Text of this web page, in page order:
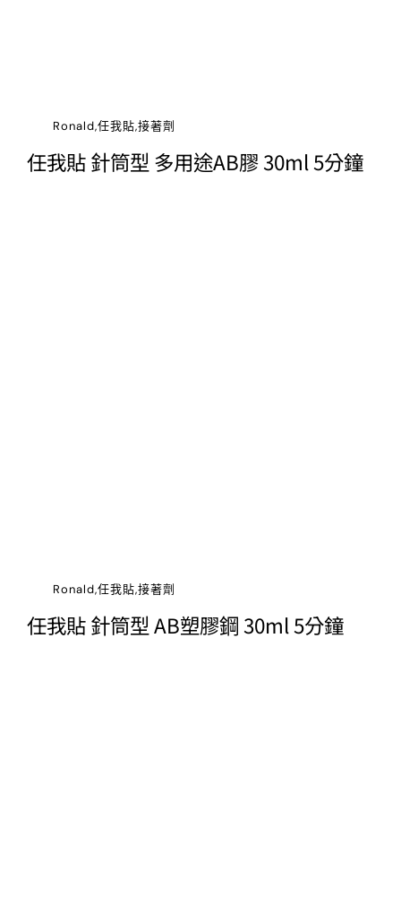
Ronald,任我貼,接著劑
任我貼 針筒型 多用途AB膠 30ml 5分鐘
Ronald,任我貼,接著劑
任我貼 針筒型 AB塑膠鋼 30ml 5分鐘